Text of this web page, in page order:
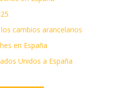
cambios arancelarios
en España
Unidos a España